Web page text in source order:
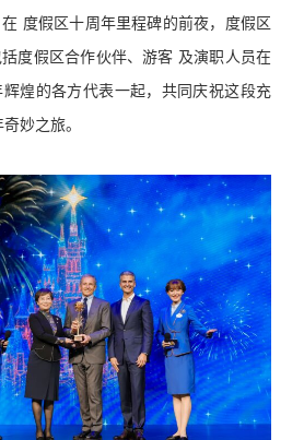
度假区十周年里程碑的前夜，度假区
度假区合作伙伴、游客 及演职人员在
煌的各方代表一起，共同庆祝这段充
妙之旅。